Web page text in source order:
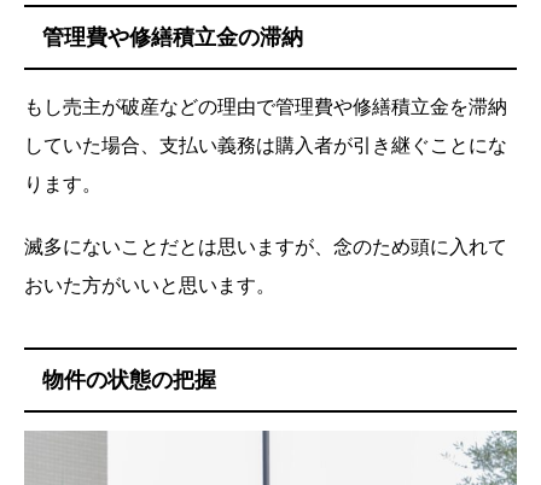
管理費や修繕積立金の滞納
もし売主が破産などの理由で管理費や修繕積立金を滞納
していた場合、支払い義務は購入者が引き継ぐことにな
ります。
滅多にないことだとは思いますが、念のため頭に入れて
おいた方がいいと思います。
物件の状態の把握